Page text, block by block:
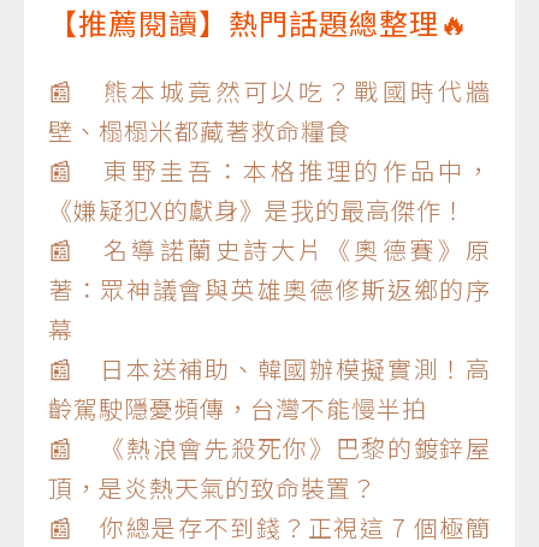
【推薦閱讀】熱門話題總整理🔥
📰 熊本城竟然可以吃？戰國時代牆
壁、榻榻米都藏著救命糧食
📰 東野圭吾：本格推理的作品中，
《嫌疑犯X的獻身》是我的最高傑作！
📰 名導諾蘭史詩大片《奧德賽》原
著：眾神議會與英雄奧德修斯返鄉的序
幕
📰 日本送補助、韓國辦模擬實測！高
齡駕駛隱憂頻傳，台灣不能慢半拍
📰 《熱浪會先殺死你》巴黎的鍍鋅屋
頂，是炎熱天氣的致命裝置？
📰 你總是存不到錢？正視這 7 個極簡